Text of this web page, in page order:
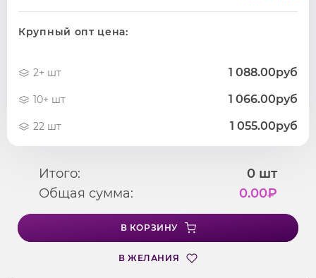
Крупный опт цена:
2+ шт 1 088.00руб
10+ шт 1 066.00руб
22 шт 1 055.00руб
Итого: 0 шт
Общая сумма:
0.00₽
В КОРЗИНУ
В ЖЕЛАНИЯ